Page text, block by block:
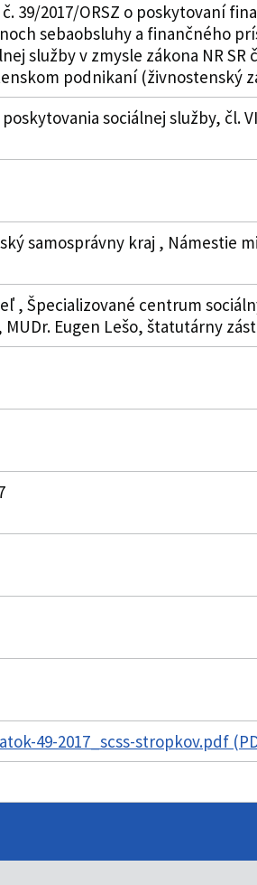
39/2017/ORSZ o poskytovaní
sebaobsluhy a finančného
služby v zmysle zákona NR
podnikaní (živnostenský
sociálnej služby, čl.
samosprávny kraj , Námestie
, Špecializované centrum
MUDr. Eugen Lešo, štatutárny
49-2017_scss-stropkov.pdf